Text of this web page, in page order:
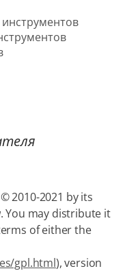
2010-2021 by its
You may distribute it
of either the
gpl.html), version